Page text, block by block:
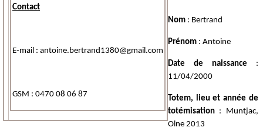
Contact
E-mail : antoine.bertrand1380@gmail.com
GSM : 0470 08 06 87
Nom : Bertrand
Prénom : Antoine
Date de naissance :
11/04/2000
Totem, lieu et année de
totémisation : Muntjac,
Olne 2013